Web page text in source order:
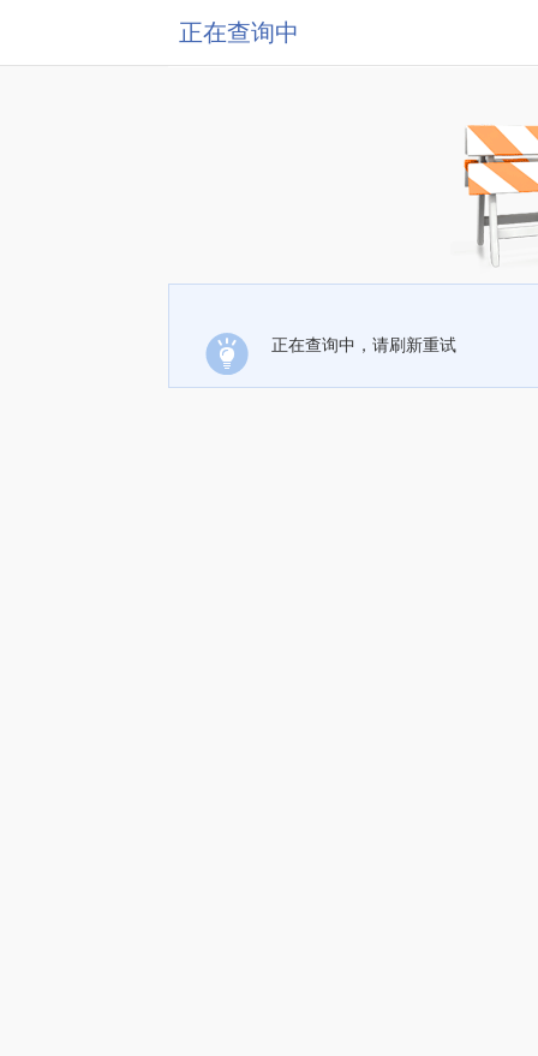
正在查询中
正在查询中，请刷新重试